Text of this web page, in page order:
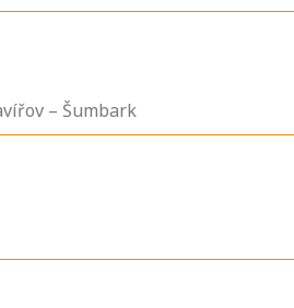
– Šumbark